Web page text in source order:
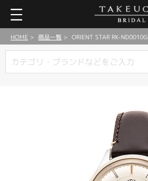
HOME 商品一覧 ORIENT STAR RK-ND0010G